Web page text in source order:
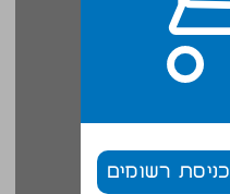
כניסת רשומים